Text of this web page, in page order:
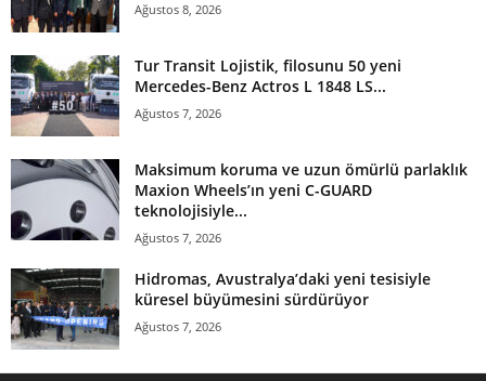
Ağustos 8, 2026
Tur Transit Lojistik, filosunu 50 yeni
Mercedes-Benz Actros L 1848 LS...
Ağustos 7, 2026
Maksimum koruma ve uzun ömürlü parlaklık
Maxion Wheels’ın yeni C-GUARD
teknolojisiyle...
Ağustos 7, 2026
Hidromas, Avustralya’daki yeni tesisiyle
küresel büyümesini sürdürüyor
Ağustos 7, 2026